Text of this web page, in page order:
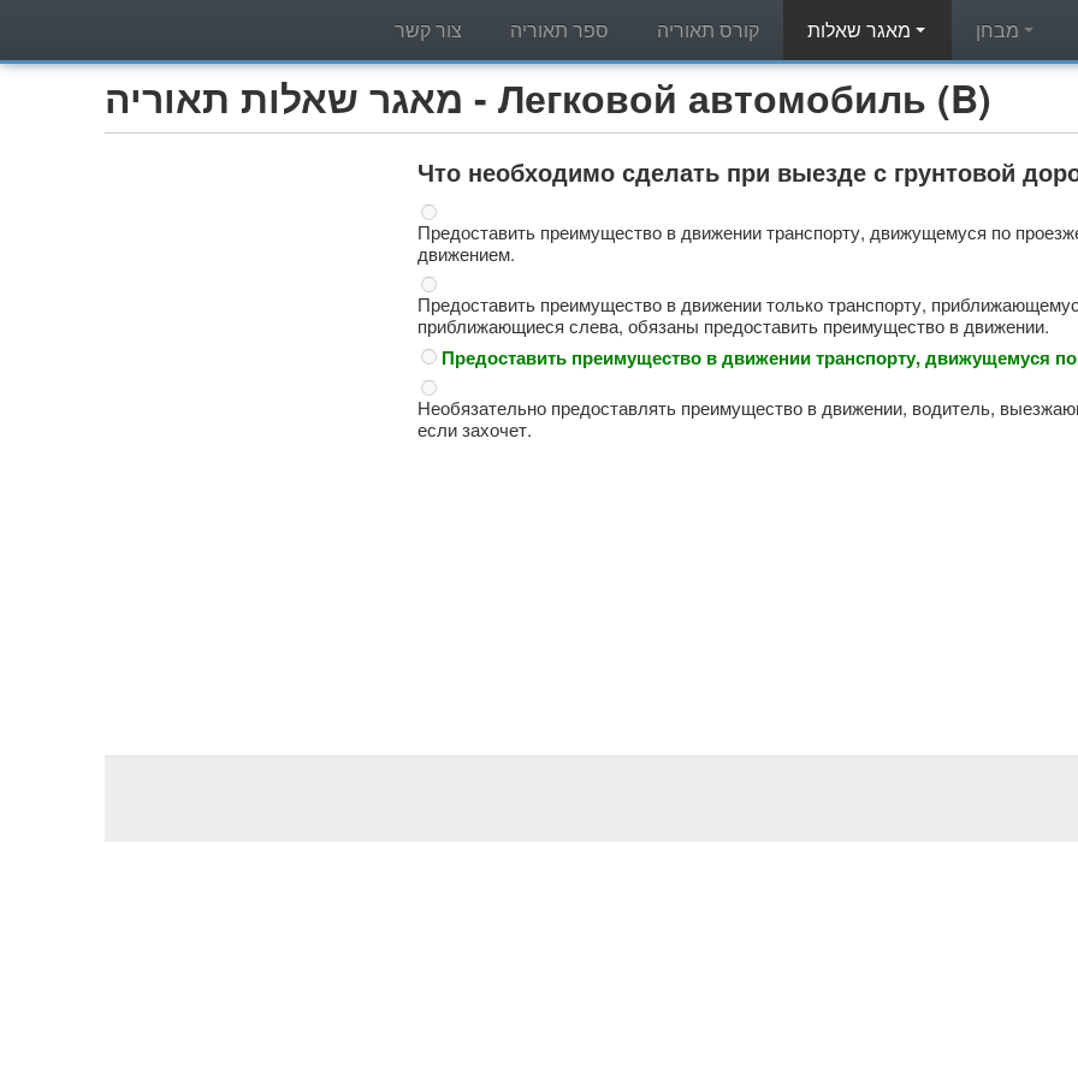
קורס תאוריה ספר תאוריה צור קשר
מאגר שאלות תאוריה - Легковой автомобиль (B)
Что необходимо сделать при выезде с грунтовой
Предоставить преимущество в движении транспорту, движущемуся по
движением.
Предоставить преимущество в движении только транспорту,
приближающиеся слева, обязаны предоставить преимущество в движении.
Предоставить преимущество в движении транспорту, движущемуся
Необязательно предоставлять преимущество в движении, водитель,
если захочет.